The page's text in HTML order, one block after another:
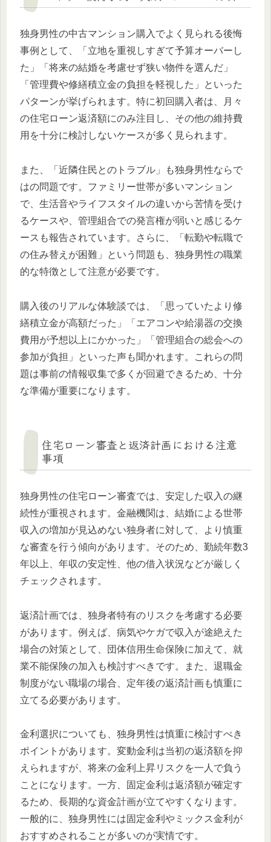
独身男性の中古マンション購入でよく見られる後悔
事例として、「立地を重視しすぎて予算オーバーし
た」「将来の結婚を考慮せず狭い物件を選んだ」
「管理費や修繕積立金の負担を軽視した」といった
パターンが挙げられます。特に初回購入者は、月々
の住宅ローン返済額にのみ注目し、その他の維持費
用を十分に検討しないケースが多く見られます。
また、「近隣住民とのトラブル」も独身男性ならで
はの問題です。ファミリー世帯が多いマンション
で、生活音やライフスタイルの違いから苦情を受け
るケースや、管理組合での発言権が弱いと感じるケ
ースも報告されています。さらに、「転勤や転職で
の住み替えが困難」という問題も、独身男性の職業
的な特徴として注意が必要です。
購入後のリアルな体験談では、「思っていたより修
繕積立金が高額だった」「エアコンや給湯器の交換
費用が予想以上にかかった」「管理組合の総会への
参加が負担」といった声も聞かれます。これらの問
題は事前の情報収集で多くが回避できるため、十分
な準備が重要になります。
住宅ローン審査と返済計画における注意
事項
独身男性の住宅ローン審査では、安定した収入の継
続性が重視されます。金融機関は、結婚による世帯
収入の増加が見込めない独身者に対して、より慎重
な審査を行う傾向があります。そのため、勤続年数3
年以上、年収の安定性、他の借入状況などが厳しく
チェックされます。
返済計画では、独身者特有のリスクを考慮する必要
があります。例えば、病気やケガで収入が途絶えた
場合の対策として、団体信用生命保険に加えて、就
業不能保険の加入も検討すべきです。また、退職金
制度がない職場の場合、定年後の返済計画も慎重に
立てる必要があります。
金利選択についても、独身男性は慎重に検討すべき
ポイントがあります。変動金利は当初の返済額を抑
えられますが、将来の金利上昇リスクを一人で負う
ことになります。一方、固定金利は返済額が確定す
るため、長期的な資金計画が立てやすくなります。
一般的に、独身男性には固定金利やミックス金利が
おすすめされることが多いのが実情です。